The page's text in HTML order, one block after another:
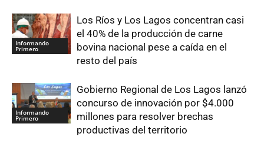
Informando
Primero
Los Ríos y Los Lagos concentran casi
el 40% de la producción de carne
bovina nacional pese a caída en el
resto del país
Informando
Primero
Gobierno Regional de Los Lagos lanzó
concurso de innovación por $4.000
millones para resolver brechas
productivas del territorio